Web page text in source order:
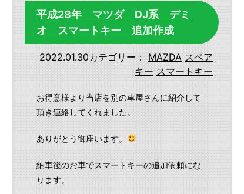
平成28年 マツダ DJ系 デミ
オ スマートキー 追加作成
2022.01.30カテゴリー： MAZDA スペア
キー スマートキー
お得意様より当店を別の車屋さんに紹介して
頂き連絡してくれました。
ありがとう御座います。
納車後のお車でスマートキーの追加依頼にな
ります。